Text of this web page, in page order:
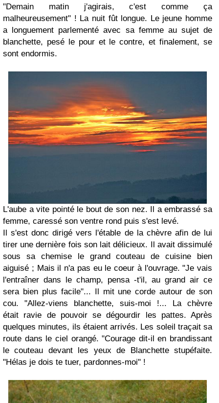
"Demain matin j'agirais, c'est comme ça
malheureusement" ! La nuit fût longue. Le jeune homme
a longuement parlementé avec sa femme au sujet de
blanchette, pesé le pour et le contre, et finalement, se
sont endormis.
L'aube a vite pointé le bout de son nez. Il a embrassé sa
femme, caressé son ventre rond puis s'est levé.
Il s'est donc dirigé vers l'étable de la chèvre afin de lui
tirer une dernière fois son lait délicieux. Il avait dissimulé
sous sa chemise le grand couteau de cuisine bien
aiguisé ; Mais il n'a pas eu le coeur à l'ouvrage. "Je vais
l'entraîner dans le champ, pensa -t'il, au grand air ce
sera bien plus facile"... Il mit une corde autour de son
cou. "Allez-viens blanchette, suis-moi !... La chèvre
était ravie de pouvoir se dégourdir les pattes. Après
quelques minutes, ils étaient arrivés. Les soleil traçait sa
route dans le ciel orangé. "Courage dit-il en brandissant
le couteau devant les yeux de Blanchette stupéfaite.
"Hélas je dois te tuer, pardonnes-moi" !